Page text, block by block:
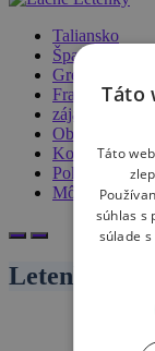
Taliansko
Španielsko
Grécko
Francúzsko
zájazdy
Obchod
Košík
Pokladňa
Môj účet
Letenky
Táto
Táto
súhlas s
súlade